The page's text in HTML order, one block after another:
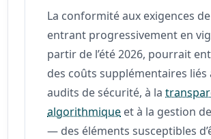
La conformité aux exigences de
entrant progressivement en
partir de l’été 2026, pourrait
des coûts supplémentaires liés
audits de sécurité, à la
algorithmique et à la gestion
— des éléments susceptibles